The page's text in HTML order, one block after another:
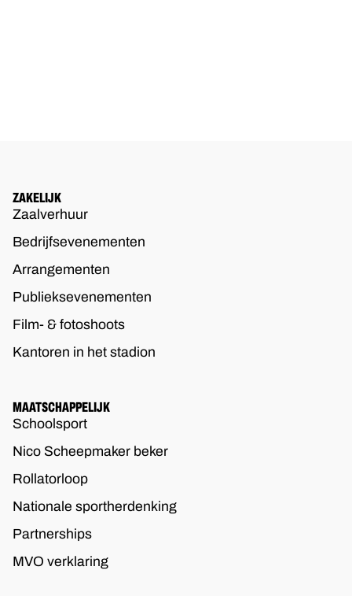
ZAKELIJK
Zaalverhuur
Bedrijfsevenementen
Arrangementen
Publieksevenementen
Film- & fotoshoots
Kantoren in het stadion
MAATSCHAPPELIJK
Schoolsport
Nico Scheepmaker beker
Rollatorloop
Nationale sportherdenking
Partnerships
MVO verklaring